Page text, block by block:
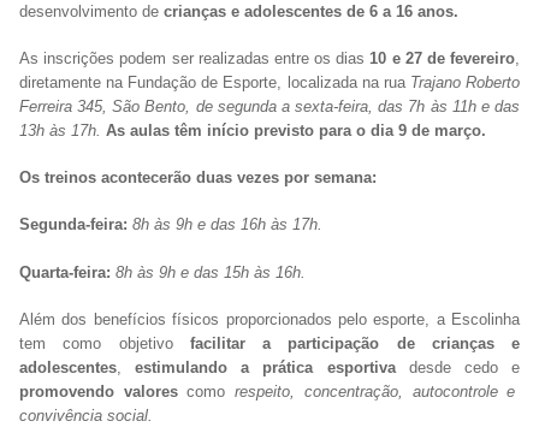
desenvolvimento de crianças e adolescentes de 6 a 16 anos.
As inscrições podem ser realizadas entre os dias10 e 27 de fevereiro,
diretamente na Fundação de Esporte, localizada na rua Trajano Roberto
Ferreira 345, São Bento, de segunda a sexta-feira, das 7h às 11h e das
13h às 17h. As aulas têm início previsto para o dia 9 de março.
Os treinos acontecerão duas vezes por semana:
Segunda-feira: 8h às 9h e das 16h às 17h.
Quarta-feira: 8h às 9h e das 15h às 16h.
Além dos benefícios físicos proporcionados pelo esporte, a Escolinha
tem como objetivo facilitar a participação de crianças e
adolescentes ,estimulando a prática esportivadesde cedo e
promovendo valorescomo respeito, concentração, autocontrole e
convivência social.